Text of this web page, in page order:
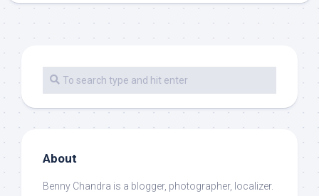
About
Benny Chandra is a blogger, photographer, localizer.